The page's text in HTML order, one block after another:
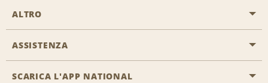
Inizia una prenotazione
Programmi business
ALTRO
Offerte di lavoro
ASSISTENZA
Accessibilità
SCARICA L'APP NATIONAL